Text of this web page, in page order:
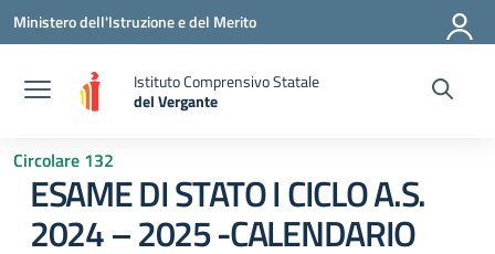
Vai ai contenuti
Vai al menu di navigazione
Vai al footer
Ministero dell'Istruzione e del Merito
Istituto Comprensivo Statale
del Vergante
— Visita la pagina iniziale della scuola
Circolare 132
ESAME DI STATO I CICLO A.S.
2024 – 2025 -CALENDARIO